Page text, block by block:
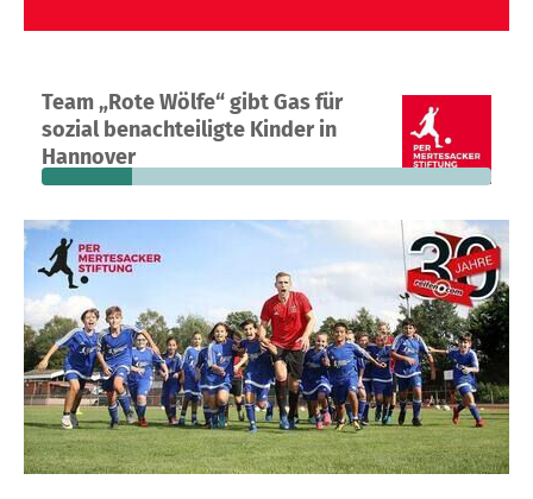
Team „Rote Wölfe“ gibt Gas für
sozial benachteiligte Kinder in
Hannover
Ein Projekt in Hannover, Deutschland
9
Spenden
20 %
finanziert
14.264 €
fehlen noch